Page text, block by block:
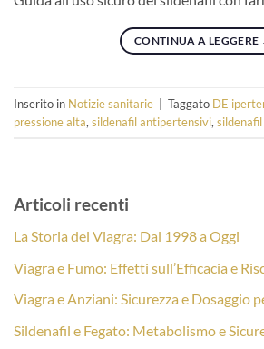
CONTINUA A LEGGERE
Inserito in Notizie sanitarie Taggato DE
pressione alta, sildenafil antipertensivi,
Articoli recenti
La Storia del Viagra: Dal 1998 a Oggi
Viagra e Fumo: Effetti sull’Efficacia e
Viagra e Anziani: Sicurezza e Dosaggio
Sildenafil e Fegato: Metabolismo e